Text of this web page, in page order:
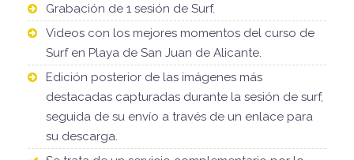
Grabación de 1 sesión de Surf.
Videos con los mejores momentos del curso de
Surf en Playa de San Juan de Alicante.
Edición posterior de las imágenes más
destacadas capturadas durante la sesión de surf,
seguida de su envío a través de un enlace para
su descarga.